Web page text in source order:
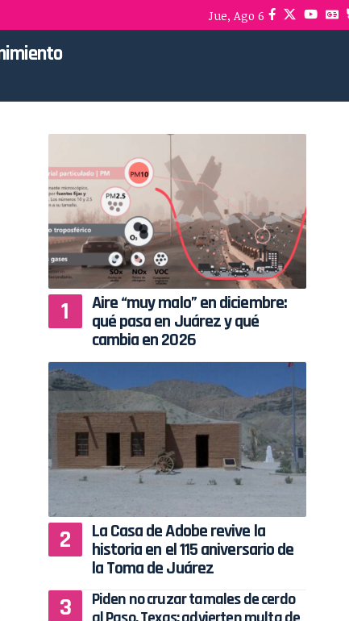
Jue, Ago 6
Aire “muy malo” en diciembre:
qué pasa en Juárez y qué
cambia en 2026
La Casa de Adobe revive la
historia en el 115 aniversario de
la Toma de Juárez
Piden no cruzar tamales de cerdo